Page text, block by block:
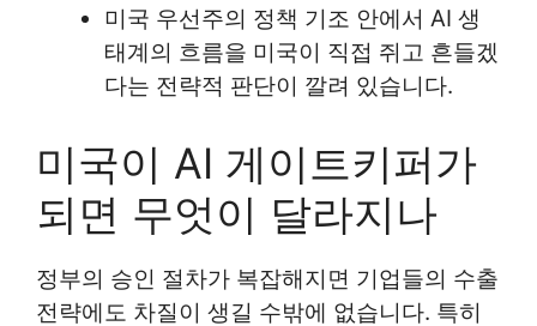
미국 우선주의 정책 기조 안에서 AI 생
태계의 흐름을 미국이 직접 쥐고 흔들겠
다는 전략적 판단이 깔려 있습니다.
미국이 AI 게이트키퍼가
되면 무엇이 달라지나
정부의 승인 절차가 복잡해지면 기업들의 수출
전략에도 차질이 생길 수밖에 없습니다. 특히